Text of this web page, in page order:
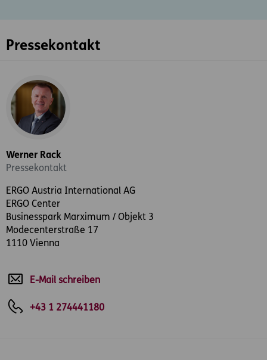
Pressekontakt
Werner Rack
Pressekontakt
ERGO Austria International AG
ERGO Center
Businesspark Marximum / Objekt 3
Modecenterstraße 17
1110 Vienna
E-Mail schreiben
+43 1 274441180